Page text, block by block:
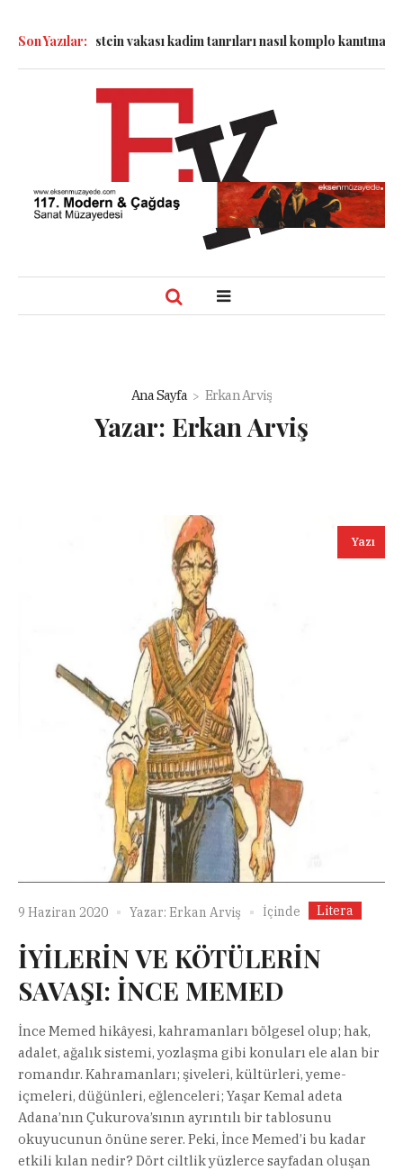
Son Yazılar:Epstein vakası kadim tanrıları nasıl komplo kanıtına
Ana Sayfa Erkan Arviş
Yazar: Erkan Arviş
Yazı
9 Haziran 2020 Yazar: Erkan Arviş İçinde Litera
İYİLERİN VE KÖTÜLERİN
SAVAŞI: İNCE MEMED
İnce Memed hikâyesi, kahramanları bölgesel olup; hak,
adalet, ağalık sistemi, yozlaşma gibi konuları ele alan bir
romandır. Kahramanları; şiveleri, kültürleri, yeme-
içmeleri, düğünleri, eğlenceleri; Yaşar Kemal adeta
Adana’nın Çukurova’sının ayrıntılı bir tablosunu
okuyucunun önüne serer. Peki, İnce Memed’i bu kadar
etkili kılan nedir? Dört ciltlik yüzlerce sayfadan oluşan